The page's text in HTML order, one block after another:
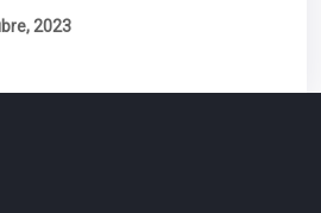
2023